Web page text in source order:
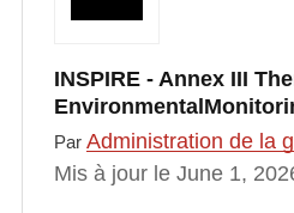
INSPIRE - Annex III
Par Administration de la
Mis à jour le June 1,